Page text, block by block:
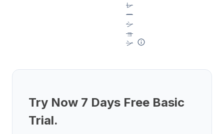
レ
ー
シ
ョ
ン
Try Now 7 Days Free Basic
Trial.